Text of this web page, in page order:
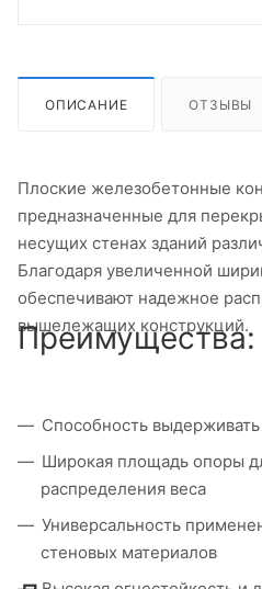
ОПИСАНИЕ ОТЗЫВЫ
Плоские железобетонные
предназначенные для
несущих стенах зданий
Благодаря увеличенной
обеспечивают надежное
вышележащих конструкций.
Преимущества:
Способность
Широкая площадь опоры
распределения веса
Универсальность
стеновых материалов